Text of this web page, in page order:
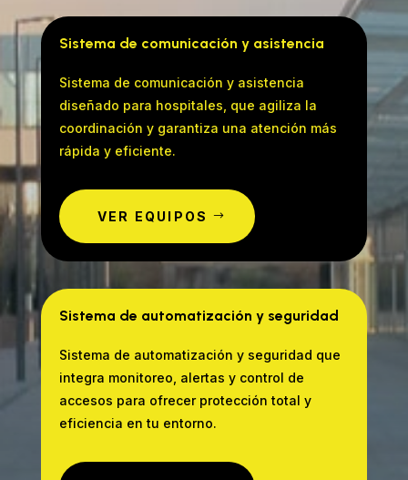
Sistema de comunicación y asistencia
Sistema de comunicación y asistencia
diseñado para hospitales, que agiliza la
coordinación y garantiza una atención más
rápida y eficiente.
VER EQUIPOS
Sistema de automatización y seguridad
Sistema de automatización y seguridad que
integra monitoreo, alertas y control de
accesos para ofrecer protección total y
eficiencia en tu entorno.